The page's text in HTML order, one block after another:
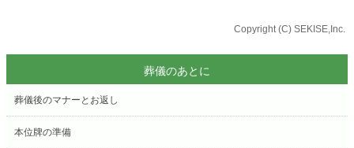
Copyright (C) SEKISE,Inc.
葬儀のあとに
葬儀後のマナーとお返し
本位牌の準備